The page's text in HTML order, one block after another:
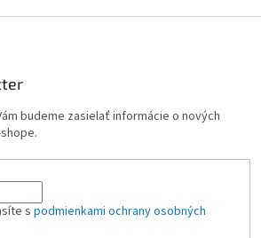
budeme zasielať informácie o nových
s podmienkami ochrany osobných